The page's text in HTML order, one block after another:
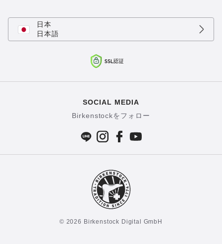
日本
日本語
SOCIAL MEDIA
Birkenstockをフォロー
© 2026 Birkenstock Digital GmbH